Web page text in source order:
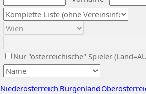
Nur "österreichische" Spieler
Niederösterreich Burgenland